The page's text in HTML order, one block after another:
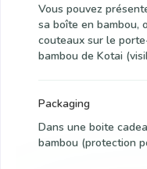
Vous pouvez
sa boîte en bambou,
couteaux sur le
bambou de Kotai
Packaging
Dans une boite
bambou (protection